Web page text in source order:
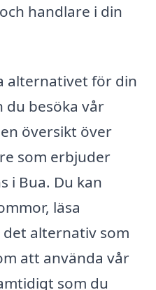
handlare i din
alternativet för din
du besöka vår
översikt över
som erbjuder
i Bua. Du kan
läsa
alternativ som
att använda vår
som du